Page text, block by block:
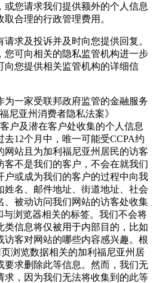
或您请求我们提供额外的个人信息
合理的行政管理费用。
求及投诉并及时向您提供回复。
您可向相关的隐私监管机构进一步
向您提供相关监管机构的详细信
为一家受联邦政府监管的金融服务
尼亚州消费者隐私法案》
客户及潜在客户处收集的个人信息
12个月中，唯一可能受CCPA约
网站且为加利福尼亚州居民的访客
客不是我们的客户，不会在就我们
户或成为我们的客户的过程中向我
姓名、邮件地址、街道地址、社会
、被动访问我们网站的访客处收集
浏览器相关的标签。我们不会将
类信息将仅被用于内部目的，比如
访客对网站的哪些内容感兴趣。根
浏览数据相关的加利福尼亚州居
要求删除此等信息。然而，我们无
求，因为我们无法将收集到的此等